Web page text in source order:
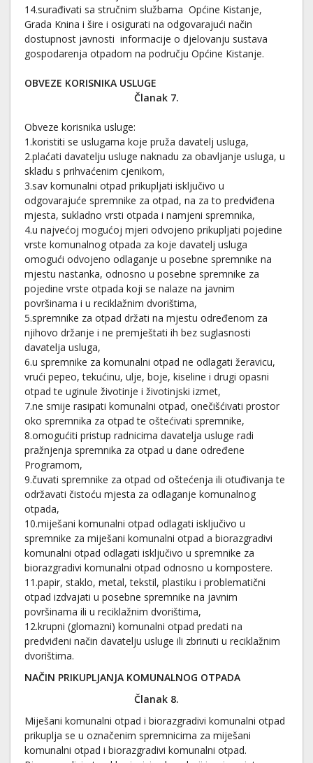
14.surađivati sa stručnim službama Općine Kistanje,
Grada Knina i šire i osigurati na odgovarajući način
dostupnost javnosti informacije o djelovanju sustava
gospodarenja otpadom na području Općine Kistanje.
OBVEZE KORISNIKA USLUGE
Članak 7.
Obveze korisnika usluge:
1.koristiti se uslugama koje pruža davatelj usluga,
2.plaćati davatelju usluge naknadu za obavljanje usluga, u
skladu s prihvaćenim cjenikom,
3.sav komunalni otpad prikupljati isključivo u
odgovarajuće spremnike za otpad, na za to predviđena
mjesta, sukladno vrsti otpada i namjeni spremnika,
4.u najvećoj mogućoj mjeri odvojeno prikupljati pojedine
vrste komunalnog otpada za koje davatelj usluga
omogući odvojeno odlaganje u posebne spremnike na
mjestu nastanka, odnosno u posebne spremnike za
pojedine vrste otpada koji se nalaze na javnim
površinama i u reciklažnim dvorištima,
5.spremnike za otpad držati na mjestu određenom za
njihovo držanje i ne premještati ih bez suglasnosti
davatelja usluga,
6.u spremnike za komunalni otpad ne odlagati žeravicu,
vrući pepeo, tekućinu, ulje, boje, kiseline i drugi opasni
otpad te uginule životinje i životinjski izmet,
7.ne smije rasipati komunalni otpad, onečišćivati prostor
oko spremnika za otpad te oštećivati spremnike,
8.omogućiti pristup radnicima davatelja usluge radi
pražnjenja spremnika za otpad u dane određene
Programom,
9.čuvati spremnike za otpad od oštećenja ili otuđivanja te
održavati čistoću mjesta za odlaganje komunalnog
otpada,
10.miješani komunalni otpad odlagati isključivo u
spremnike za miješani komunalni otpad a biorazgradivi
komunalni otpad odlagati isključivo u spremnike za
biorazgradivi komunalni otpad odnosno u kompostere.
11.papir, staklo, metal, tekstil, plastiku i problematični
otpad izdvajati u posebne spremnike na javnim
površinama ili u reciklažnim dvorištima,
12.krupni (glomazni) komunalni otpad predati na
predviđeni način davatelju usluge ili zbrinuti u reciklažnim
dvorištima.
NAČIN PRIKUPLJANJA KOMUNALNOG OTPADA
Članak 8.
Miješani komunalni otpad i biorazgradivi komunalni otpad
prikuplja se u označenim spremnicima za miješani
komunalni otpad i biorazgradivi komunalni otpad.